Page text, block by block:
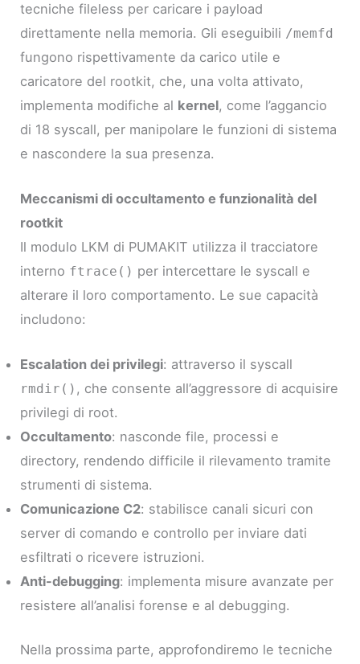
tecniche fileless per caricare i payload
direttamente nella memoria. Gli eseguibili /memfd
fungono rispettivamente da carico utile e
caricatore del rootkit, che, una volta attivato,
implementa modifiche al kernel, come l’aggancio
di 18 syscall, per manipolare le funzioni di sistema
e nascondere la sua presenza.
Meccanismi di occultamento e funzionalità del
rootkit
Il modulo LKM di PUMAKIT utilizza il tracciatore
interno ftrace() per intercettare le syscall e
alterare il loro comportamento. Le sue capacità
includono:
Escalation dei privilegi: attraverso il syscall
rmdir() , che consente all’aggressore di acquisire
privilegi di root.
Occultamento: nasconde file, processi e
directory, rendendo difficile il rilevamento tramite
strumenti di sistema.
Comunicazione C2: stabilisce canali sicuri con
server di comando e controllo per inviare dati
esfiltrati o ricevere istruzioni.
Anti-debugging: implementa misure avanzate per
resistere all’analisi forense e al debugging.
Nella prossima parte, approfondiremo le tecniche